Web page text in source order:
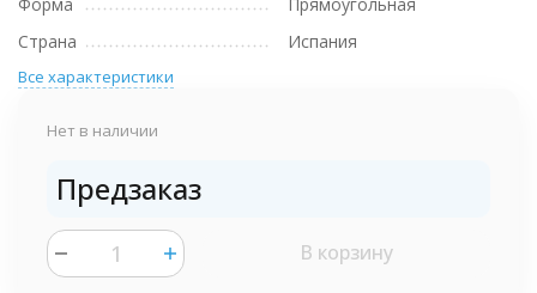
Страна
Испания
Все характеристики
Нет в наличии
Предзаказ
В корзину